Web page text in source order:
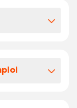
de 16.37€